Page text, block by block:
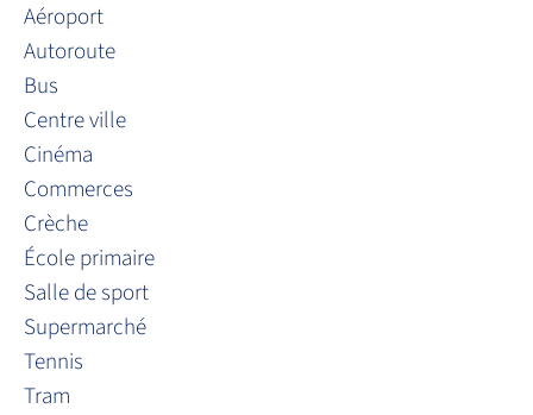
Aéroport
Autoroute
Bus
Centre ville
Cinéma
Commerces
Crèche
École primaire
Salle de sport
Supermarché
Tennis
Tram